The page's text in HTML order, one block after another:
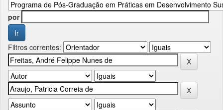
por
Filtros correntes: